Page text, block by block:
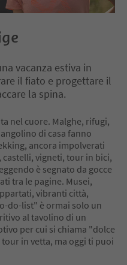
vacanza estiva in
il fiato e progettare il
la spina.
nel cuore. Malghe, rifugi,
di casa fanno
ancora impolverati
castelli, vigneti, tour in bici,
è segnato da gocce
tra le pagine. Musei,
vibranti città,
do-list" è ormai solo un
al tavolino di un
per cui si chiama "dolce
in vetta, ma oggi ti puoi